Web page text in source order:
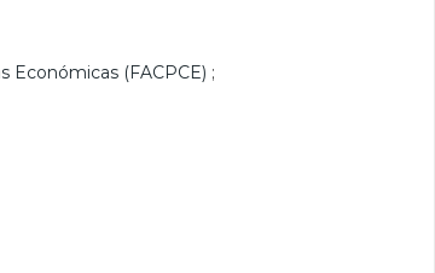
Económicas (FACPCE) ;